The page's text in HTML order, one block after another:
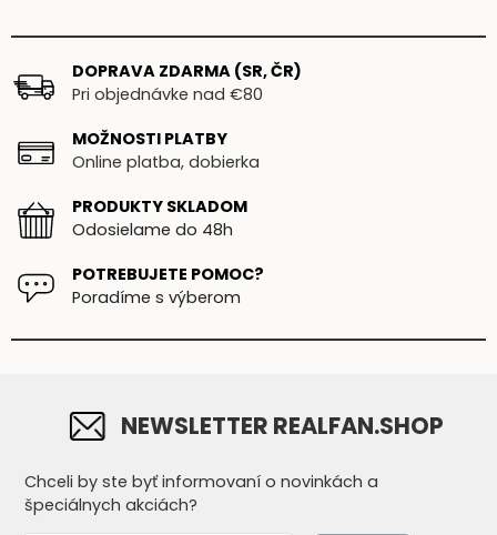
DOPRAVA ZDARMA (SR, ČR)
Pri objednávke nad €80
MOŽNOSTI PLATBY
Online platba, dobierka
PRODUKTY SKLADOM
Odosielame do 48h
POTREBUJETE POMOC?
Poradíme s výberom
NEWSLETTER REALFAN.SHOP
Chceli by ste byť informovaní o novinkách a
špeciálnych akciách?